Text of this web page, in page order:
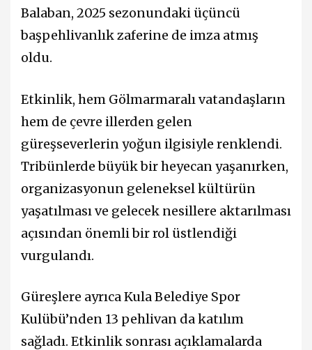
Balaban, 2025 sezonundaki üçüncü
başpehlivanlık zaferine de imza atmış
oldu.
Etkinlik, hem Gölmarmaralı vatandaşların
hem de çevre illerden gelen
güreşseverlerin yoğun ilgisiyle renklendi.
Tribünlerde büyük bir heyecan yaşanırken,
organizasyonun geleneksel kültürün
yaşatılması ve gelecek nesillere aktarılması
açısından önemli bir rol üstlendiği
vurgulandı.
Güreşlere ayrıca Kula Belediye Spor
Kulübü’nden 13 pehlivan da katılım
sağladı. Etkinlik sonrası açıklamalarda